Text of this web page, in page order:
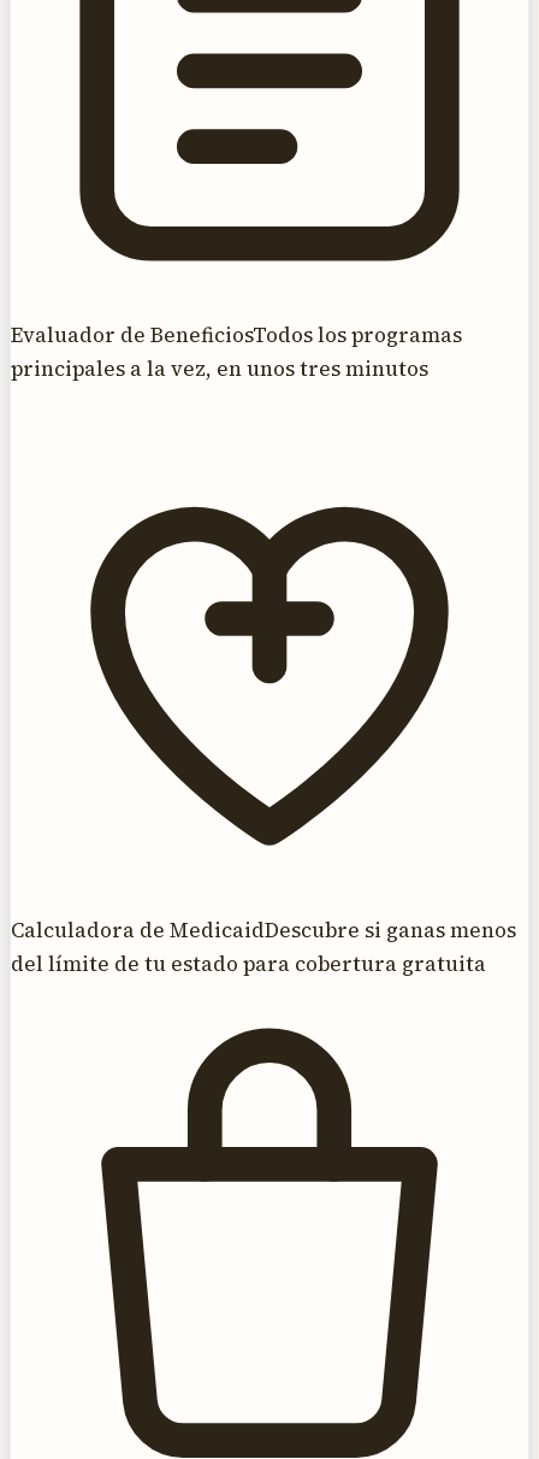
Evaluador de BeneficiosTodos los programas
principales a la vez, en unos tres minutos
Calculadora de MedicaidDescubre si ganas menos
del límite de tu estado para cobertura gratuita